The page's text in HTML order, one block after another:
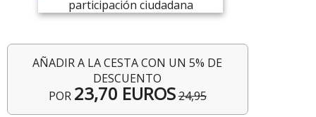
AÑADIR A LA CESTA CON UN 5% DE
DESCUENTO
POR 23,70 EUROS24,95